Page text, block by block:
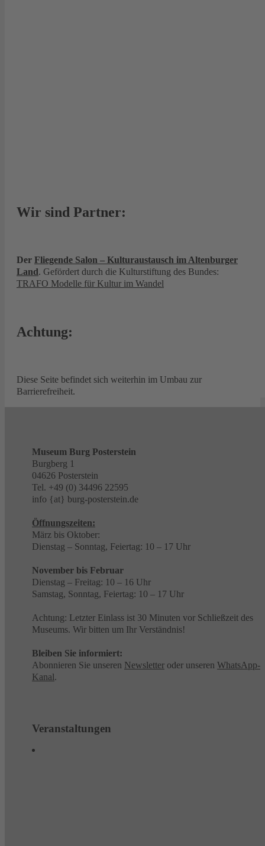
Wir sind Partner:
Der Fliegende Salon – Kulturaustausch im Altenburger
Land. Gefördert durch die Kulturstiftung des Bundes:
TRAFO Modelle für Kultur im Wandel
Achtung:
Diese Seite befindet sich weiterhin im Umbau zur
Barrierefreiheit.
Museum Burg Posterstein
Burgberg 1
04626 Posterstein
Tel. +49 (0) 34496 22595
info {at} burg-posterstein.de
Öffnungszeiten:
März bis Oktober:
Dienstag – Sonntag, Feiertag: 10 – 17 Uhr
November bis Februar
Dienstag – Freitag: 10 – 16 Uhr
Samstag, Sonntag, Feiertag: 10 – 17 Uhr
Achtung: Letzter Einlass ist 30 Minuten vor Schließzeit des
Museums. Wir bitten um Ihr Verständnis!
Bleiben Sie informiert:
Abonnieren Sie unseren Newsletter oder unseren WhatsApp-
Kanal.
Veranstaltungen